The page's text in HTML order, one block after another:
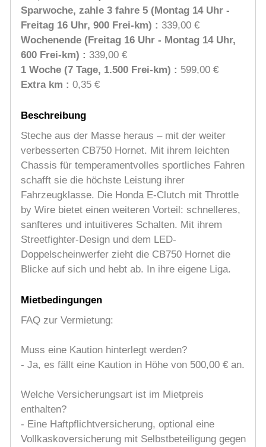
Sparwoche, zahle 3 fahre 5 (Montag 14 Uhr -
Freitag 16 Uhr, 900 Frei-km) : 339,00 €
Wochenende (Freitag 16 Uhr - Montag 14 Uhr,
600 Frei-km) : 339,00 €
1 Woche (7 Tage, 1.500 Frei-km) : 599,00 €
Extra km : 0,35 €
Beschreibung
Steche aus der Masse heraus – mit der weiter
verbesserten CB750 Hornet. Mit ihrem leichten
Chassis für temperamentvolles sportliches Fahren
schafft sie die höchste Leistung ihrer
Fahrzeugklasse. Die Honda E-Clutch mit Throttle
by Wire bietet einen weiteren Vorteil: schnelleres,
sanfteres und intuitiveres Schalten. Mit ihrem
Streetfighter-Design und dem LED-
Doppelscheinwerfer zieht die CB750 Hornet die
Blicke auf sich und hebt ab. In ihre eigene Liga.
Mietbedingungen
FAQ zur Vermietung:
Muss eine Kaution hinterlegt werden?
- Ja, es fällt eine Kaution in Höhe von 500,00 € an.
Welche Versicherungsart ist im Mietpreis
enthalten?
- Eine Haftpflichtversicherung, optional eine
Vollkaskoversicherung mit Selbstbeteiligung gegen